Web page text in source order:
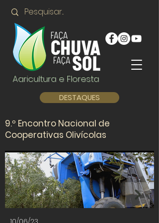
Agricultura e Floresta
DESTAQUES
9.º Encontro Nacional de
Cooperativas Olivícolas